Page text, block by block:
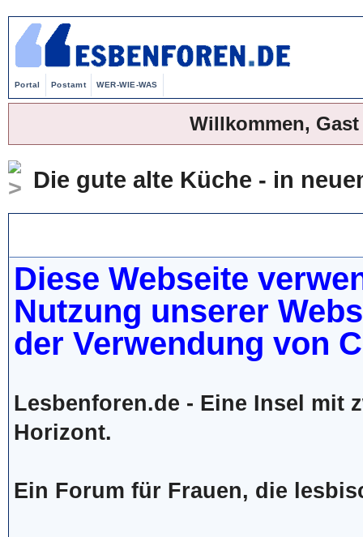
Portal Postamt WER-WIE-WAS
Willkommen, Gast
Die gute alte Küche - in
Diese Webseite
Nutzung unserer
der Verwendung von
Lesbenforen.de - Eine Insel mit
Horizont.
Ein Forum für Frauen, die